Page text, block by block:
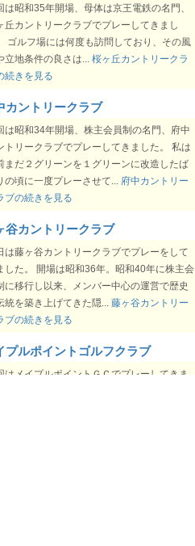
経営会社の民事再生手続開始申請
倶楽部、名義書換料及び年会費改
ブの新規会員募集等について
ブの年会費改定について
シエイツの年会費改定について
ブの名義変更料について
ソシエイツの名義変更料について
第9期会員権募集について
正会員募集について
週日会員新規募集(縁故募集)について
ンバレイの会員入会促進キャンペー
について
の正会員募集に伴う名義書換停止
の入会条件一部変更について
は昭和35年開場、母体は京王電鉄の名門、
丘カントリークラブでプレーしてきまし
ゴルフ場には何度も訪問しており、その風
立地条件の良さは... 桜ヶ丘カントリークラ
続きを見る
カントリークラブ
は昭和34年開場、株主会員制の名門、府中
トリークラブでプレーしてきました。 私は
まだ２グリーンを１グリーンに改造したば
の頃に一度プレーさせて... 府中カントリー
ブの続きを見る
谷カントリークラブ
は藤ヶ谷カントリークラブでプレーをして
した。 開場は昭和36年。昭和40年に株主会
に移行し以来、メンバー中心の運営で歴史
統を築き上げてきた隠... 藤ヶ谷カントリー
ブの続きを見る
プルポイントゴルフクラブ
はメイプルポイントＧＣでプレーしてきま